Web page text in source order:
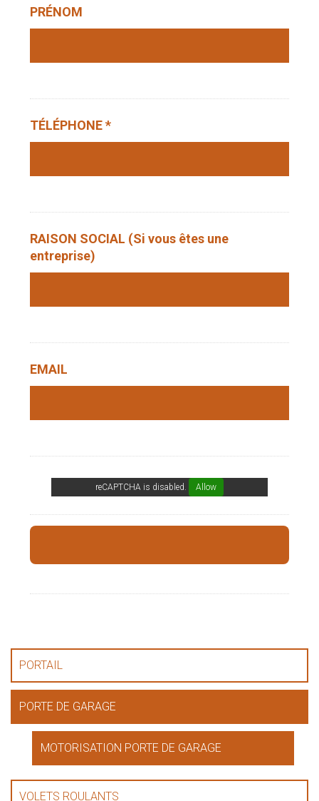
PRÉNOM
TÉLÉPHONE *
RAISON SOCIAL (Si vous êtes une
entreprise)
EMAIL
reCAPTCHA is disabled. Allow
PORTAIL
PORTE DE GARAGE
MOTORISATION PORTE DE GARAGE
VOLETS ROULANTS